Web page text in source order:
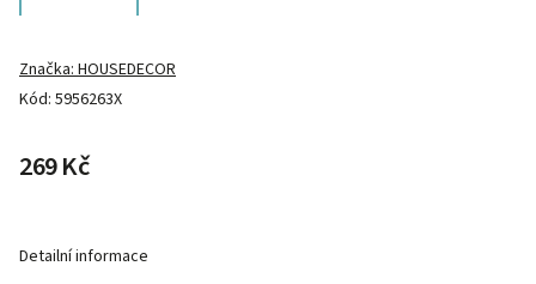
Kód: 5956263X
Značka:HOUSEDECOR
269 Kč
Detailní informace